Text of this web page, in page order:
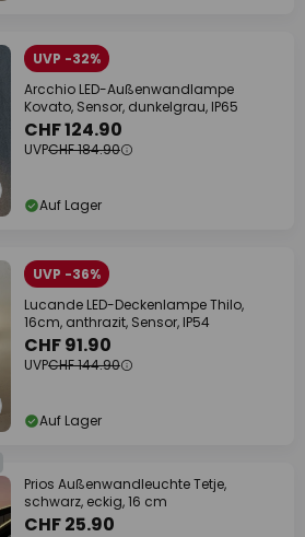
UVP -32%
Arcchio LED-Außenwandlampe
Kovato, Sensor, dunkelgrau, IP65
CHF 124.90
UVPCHF 184.90
Auf Lager
UVP -36%
Lucande LED-Deckenlampe Thilo,
16cm, anthrazit, Sensor, IP54
CHF 91.90
UVPCHF 144.90
Auf Lager
Prios Außenwandleuchte Tetje,
schwarz, eckig, 16 cm
CHF 25.90